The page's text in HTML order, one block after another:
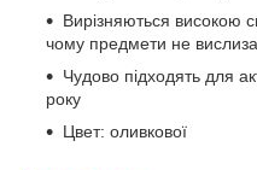
Вирізняються високою
чому предмети не
Чудово підходять для
року
Цвет: оливкової